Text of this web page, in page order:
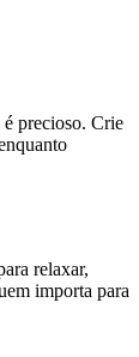
precioso. Crie
relaxar,
importa para